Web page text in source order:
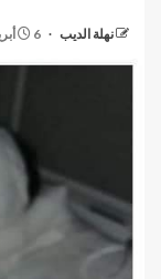
نهلة الديب 6 أبريل، 2021